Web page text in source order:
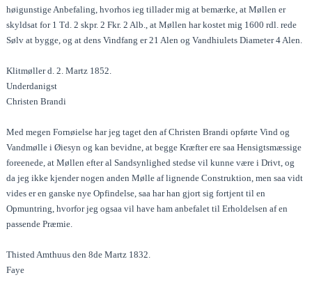
høigunstige Anbefaling, hvorhos ieg tillader mig at bemærke, at Møllen er
skyldsat for 1 Td. 2 skpr. 2 Fkr. 2 Alb., at Møllen har kostet mig 1600 rdl. rede
Sølv at bygge, og at dens Vindfang er 21 Alen og Vandhiulets Diameter 4 Alen.
Klitmøller d. 2. Martz 1852.
Underdanigst
Christen Brandi
Med megen Fornøielse har jeg taget den af Christen Brandi opførte Vind og
Vandmølle i Øiesyn og kan bevidne, at begge Kræfter ere saa Hensigtsmæssige
foreenede, at Møllen efter al Sandsynlighed stedse vil kunne være i Drivt, og
da jeg ikke kjender nogen anden Mølle af lignende Construktion, men saa vidt
vides er en ganske nye Opfindelse, saa har han gjort sig fortjent til en
Opmuntring, hvorfor jeg ogsaa vil have ham anbefalet til Erholdelsen af en
passende Præmie.
Thisted Amthuus den 8de Martz 1832.
Faye